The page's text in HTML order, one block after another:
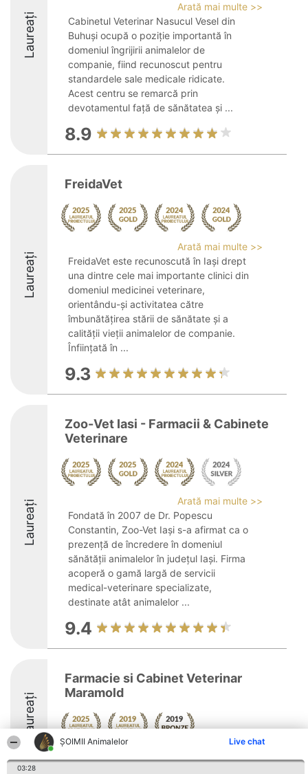
ŞOIMII Animalelor Live chat
03:28
Laureați
Arată mai multe >>
Cabinetul Veterinar Nasucul Vesel din
Buhuși ocupă o poziție importantă în
domeniul îngrijirii animalelor de
companie, fiind recunoscut pentru
standardele sale medicale ridicate.
Acest centru se remarcă prin
devotamentul față de sănătatea și ...
8.9
Laureați
FreidaVet
Arată mai multe >>
FreidaVet este recunoscută în Iași drept
una dintre cele mai importante clinici din
domeniul medicinei veterinare,
orientându-și activitatea către
îmbunătățirea stării de sănătate și a
calității vieții animalelor de companie.
Înființată în ...
9.3
Laureați
Zoo-Vet Iasi - Farmacii & Cabinete
Veterinare
Arată mai multe >>
Fondată în 2007 de Dr. Popescu
Constantin, Zoo-Vet Iași s-a afirmat ca o
prezență de încredere în domeniul
sănătății animalelor în județul Iași. Firma
acoperă o gamă largă de servicii
medical-veterinare specializate,
destinate atât animalelor ...
9.4
Laureați
Farmacie si Cabinet Veterinar
Maramold
8.7